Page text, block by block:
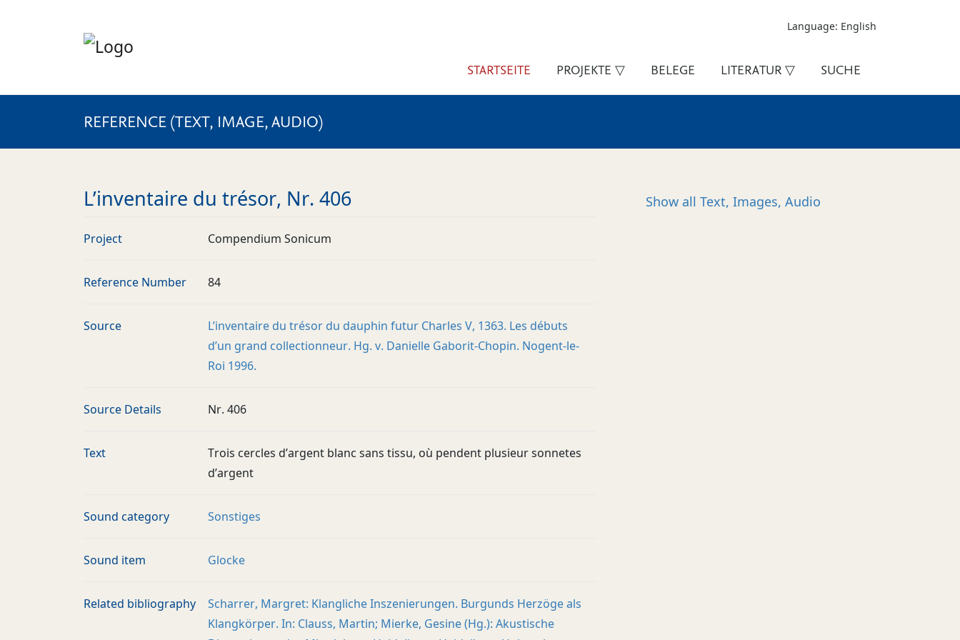
Language: English
STARTSEITE PROJEKTE ▽ BELEGE LITERATUR ▽ SUCHE
REFERENCE (TEXT, IMAGE, AUDIO)
L’inventaire du trésor, Nr. 406
Project Compendium Sonicum
Reference Number 84
Source
L’inventaire du trésor du dauphin futur Charles V, 1363. Les débuts
d’un grand collectionneur. Hg. v. Danielle Gaborit-Chopin. Nogent-le-
Roi 1996.
Source Details Nr. 406
Text
Trois cercles d’argent blanc sans tissu, où pendent plusieur sonnetes
d’argent
Sound category Sonstiges
Sound item Glocke
Related bibliography
Scharrer, Margret: Klangliche Inszenierungen. Burgunds Herzöge als
Klangkörper. In: Clauss, Martin; Mierke, Gesine (Hg.): Akustische
Show all Text, Images, Audio